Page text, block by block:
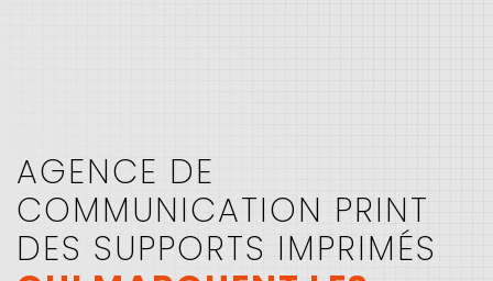
AGENCE DE
COMMUNICATION PRINT
DES SUPPORTS IMPRIMÉS